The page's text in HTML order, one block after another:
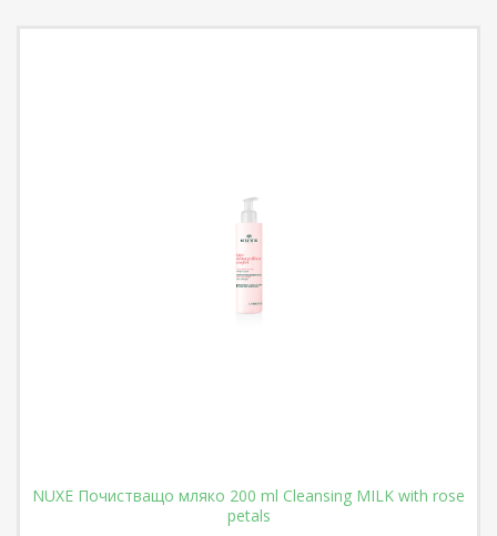
NUXE Почистващо мляко 200 ml Cleansing MILK with rose
petals